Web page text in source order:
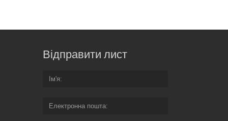
Відправити лист
Ім'я
Електронна пошта